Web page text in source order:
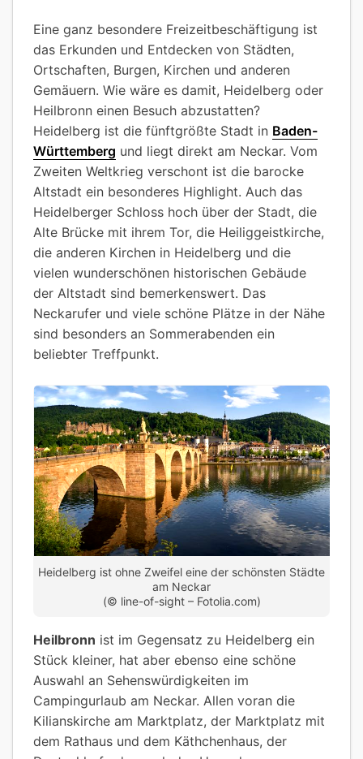
Eine ganz besondere Freizeitbeschäftigung ist
das Erkunden und Entdecken von Städten,
Ortschaften, Burgen, Kirchen und anderen
Gemäuern. Wie wäre es damit, Heidelberg oder
Heilbronn einen Besuch abzustatten?
Heidelberg ist die fünftgrößte Stadt in Baden-
Württemberg und liegt direkt am Neckar. Vom
Zweiten Weltkrieg verschont ist die barocke
Altstadt ein besonderes Highlight. Auch das
Heidelberger Schloss hoch über der Stadt, die
Alte Brücke mit ihrem Tor, die Heiliggeistkirche,
die anderen Kirchen in Heidelberg und die
vielen wunderschönen historischen Gebäude
der Altstadt sind bemerkenswert. Das
Neckarufer und viele schöne Plätze in der Nähe
sind besonders an Sommerabenden ein
beliebter Treffpunkt.
Heidelberg ist ohne Zweifel eine der schönsten Städte
am Neckar
(© line-of-sight – Fotolia.com)
Heilbronn ist im Gegensatz zu Heidelberg ein
Stück kleiner, hat aber ebenso eine schöne
Auswahl an Sehenswürdigkeiten im
Campingurlaub am Neckar. Allen voran die
Kilianskirche am Marktplatz, der Marktplatz mit
dem Rathaus und dem Käthchenhaus, der